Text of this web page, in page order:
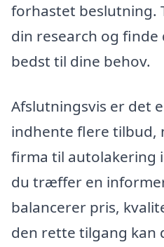
forhastet beslutning.
din research og finde
bedst til dine behov.
Afslutningsvis er det
indhente flere tilbud,
firma til autolakering
du træffer en
balancerer pris,
den rette tilgang kan